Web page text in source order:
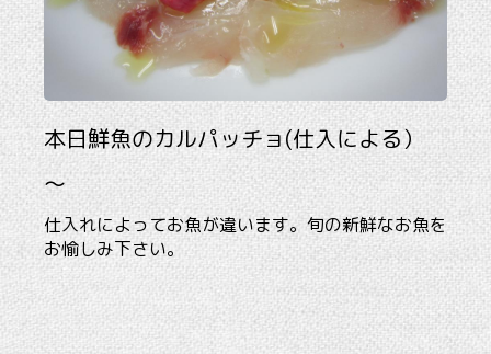
本日鮮魚のカルパッチョ(仕入による）
～
仕入れによってお魚が違います。旬の新鮮なお魚を
お愉しみ下さい。